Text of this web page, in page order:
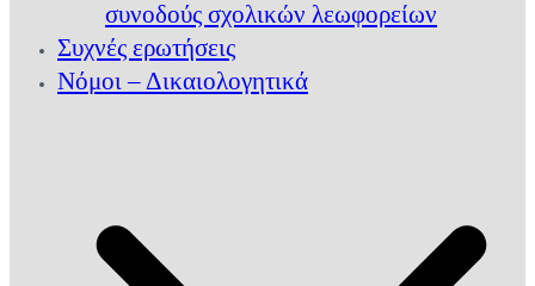
συνοδούς σχολικών λεωφορείων
Συχνές ερωτήσεις
Νόμοι – Δικαιολογητικά